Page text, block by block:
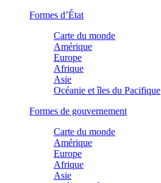
Formes d’État
Carte du monde
Amérique
Europe
Afrique
Asie
Océanie et îles du Pacifique
Formes de gouvernement
Carte du monde
Amérique
Europe
Afrique
Asie